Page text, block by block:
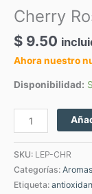
Cherry
$ 9.50
Ahora nuestro
Disponibilidad:
SKU: LEP-CHR
Categorías:
Etiqueta: